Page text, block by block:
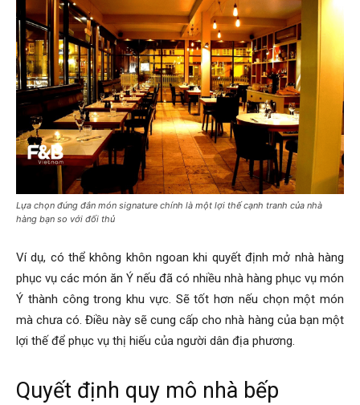
Lựa chọn đúng đắn món signature chính là một lợi thế cạnh tranh của nhà
hàng bạn so với đối thủ
Ví dụ, có thể không khôn ngoan khi quyết định mở nhà hàng
phục vụ các món ăn Ý nếu đã có nhiều nhà hàng phục vụ món
Ý thành công trong khu vực. Sẽ tốt hơn nếu chọn một món
mà chưa có. Điều này sẽ cung cấp cho nhà hàng của bạn một
lợi thế để phục vụ thị hiếu của người dân địa phương.
Quyết định quy mô nhà bếp